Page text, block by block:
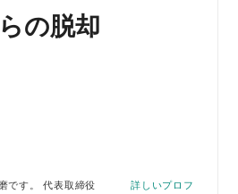
の脱却
磨です。 代表取締役 詳しいプロフ